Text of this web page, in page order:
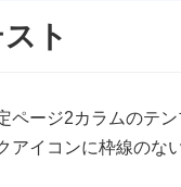
ト
ページ2カラムのテ
アイコンに枠線の